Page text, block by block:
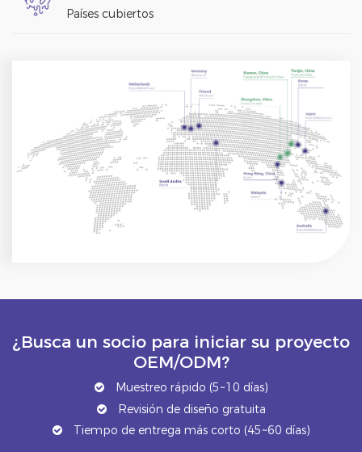
Países cubiertos
¿Busca un socio para iniciar su proyecto
OEM/ODM?
Muestreo rápido (5~10 días)
Revisión de diseño gratuita
Tiempo de entrega más corto (45~60 días)